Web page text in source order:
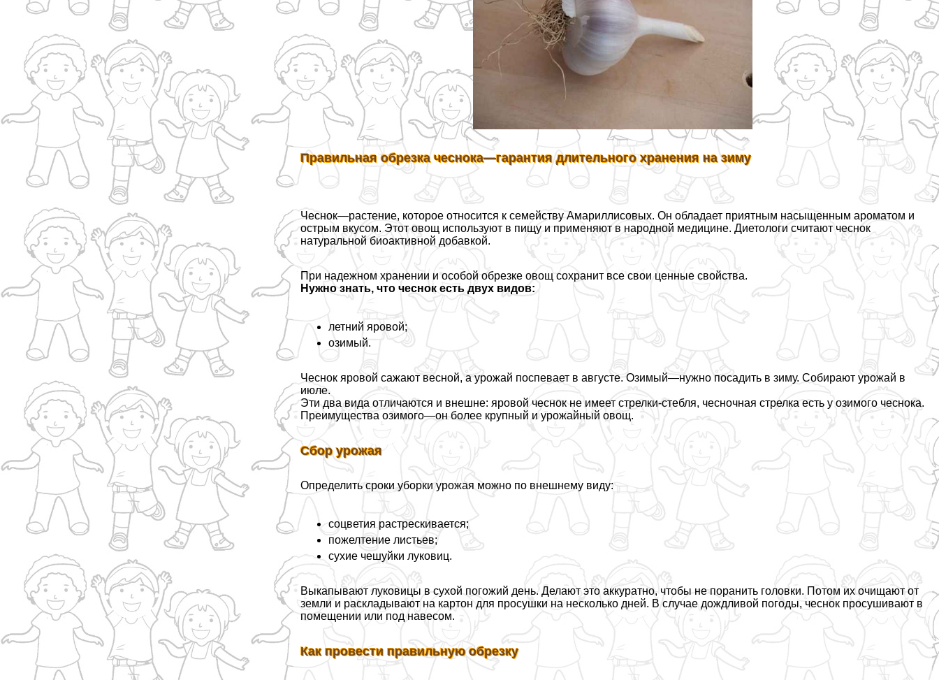
Правильная обрезка чеснока—гарантия длительного хранения на зиму
Чеснок—растение, которое относится к семейству Амариллисовых. Он обладает приятным насыщенным ароматом и
острым вкусом. Этот овощ используют в пищу и применяют в народной медицине. Диетологи считают чеснок
натуральной биоактивной добавкой.
При надежном хранении и особой обрезке овощ сохранит все свои ценные свойства.
Нужно знать, что чеснок есть двух видов:
летний яровой;
озимый.
Чеснок яровой сажают весной, а урожай поспевает в августе. Озимый—нужно посадить в зиму. Собирают урожай в
июле.
Эти два вида отличаются и внешне: яровой чеснок не имеет стрелки-стeбля, чесночная стрелка есть у озимого чеснока.
Преимущества озимого—он более крупный и урожайный овощ.
Сбор урожая
Определить сроки уборки урожая можно по внешнему виду:
соцветия растрескивается;
пожелтение листьев;
сухие чешуйки луковиц.
Выкапывают луковицы в сухой погожий день. Делают это аккуратно, чтобы не поранить головки. Потом их очищают от
земли и раскладывают на картон для просушки на несколько дней. В случае дождливой погоды, чеснок просушивают в
помещении или под навесом.
Как провести правильную обрезку